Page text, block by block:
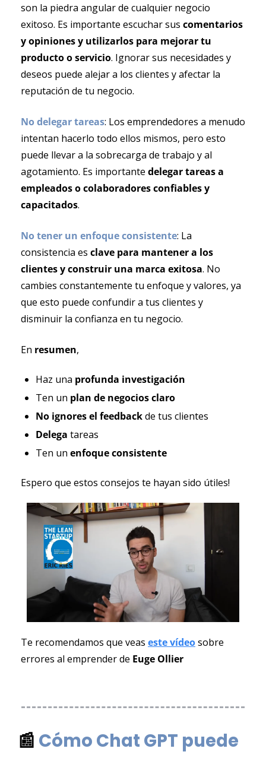
son la piedra angular de cualquier negocio
exitoso. Es importante escuchar sus comentarios
y opiniones y utilizarlos para mejorar tu
producto o servicio. Ignorar sus necesidades y
deseos puede alejar a los clientes y afectar la
reputación de tu negocio.
No delegar tareas: Los emprendedores a menudo
intentan hacerlo todo ellos mismos, pero esto
puede llevar a la sobrecarga de trabajo y al
agotamiento. Es importante delegar tareas a
empleados o colaboradores confiables y
capacitados.
No tener un enfoque consistente: La
consistencia es clave para mantener a los
clientes y construir una marca exitosa. No
cambies constantemente tu enfoque y valores, ya
que esto puede confundir a tus clientes y
disminuir la confianza en tu negocio.
En resumen,
Haz una profunda investigación
Ten un plan de negocios claro
No ignores el feedback de tus clientes
Delega tareas
Ten un enfoque consistente
Espero que estos consejos te hayan sido útiles!
Te recomendamos que veas este vídeo sobre
errores al emprender de Euge Ollier
📰 Cómo Chat GPT puede